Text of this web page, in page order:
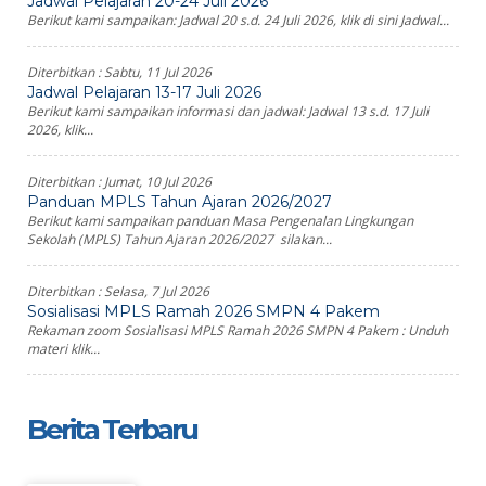
Berikut kami sampaikan: Jadwal 20 s.d. 24 Juli 2026, klik di sini Jadwal...
Diterbitkan :Sabtu, 11 Jul 2026
Jadwal Pelajaran 13-17 Juli 2026
Berikut kami sampaikan informasi dan jadwal: Jadwal 13 s.d. 17 Juli
2026, klik...
Diterbitkan :Jumat, 10 Jul 2026
Panduan MPLS Tahun Ajaran 2026/2027
Berikut kami sampaikan panduan Masa Pengenalan Lingkungan
Sekolah (MPLS) Tahun Ajaran 2026/2027 silakan...
Diterbitkan :Selasa, 7 Jul 2026
Sosialisasi MPLS Ramah 2026 SMPN 4 Pakem
Rekaman zoom Sosialisasi MPLS Ramah 2026 SMPN 4 Pakem : Unduh
materi klik...
Berita Terbaru